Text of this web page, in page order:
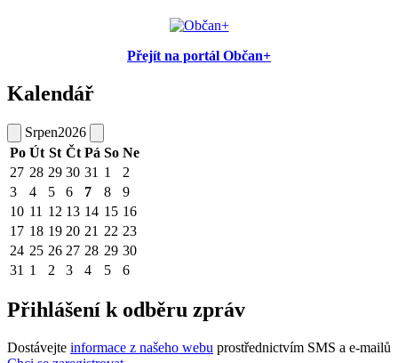
Přejít na portál Občan+
Kalendář
Srpen2026
Po Út St Čt Pá So Ne
27 28 29 30 31 1
2
3
4 5 6 7 8
9
10 11 12 13 14 15 16
17 18 19 20 21 22 23
24 25 26 27 28 29 30
31 1 2 3 4 5 6
Přihlášení k odběru zpráv
Dostávejte informace z našeho webu prostřednictvím SMS a e-mailů